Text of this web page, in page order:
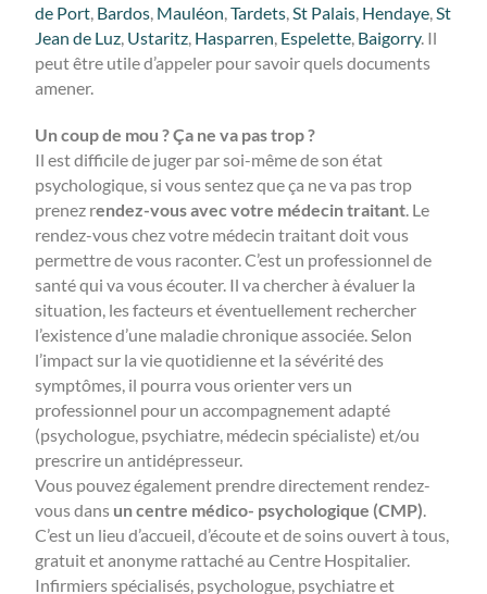
de Port Bardos Mauléon ,Tardets St Palais Hendaye St
Jean de Luz Ustaritz Hasparren Espelette Baigorry. Il
peut être utile d’appeler pour savoir quels documents
amener.
Un coup de mou ? Ça ne va pas trop ?
Il est difficile de juger par soi-même de son état
psychologique, si vous sentez que ça ne va pas trop
prenez rendez-vous avec votre médecin traitant . Le
rendez-vous chez votre médecin traitant doit vous
permettre de vous raconter. C’est un professionnel de
santé qui va vous écouter. Il va chercher à évaluer la
situation, les facteurs et éventuellement rechercher
l’existence d’une maladie chronique associée. Selon
l’impact sur la vie quotidienne et la sévérité des
symptômes, il pourra vous orienter vers un
professionnel pour un accompagnement adapté
(psychologue, psychiatre, médecin spécialiste) et/ou
prescrire un antidépresseur.
Vous pouvez également prendre directement rendez-
vous dans un centre médico- psychologique (CMP)
C’est un lieu d’accueil, d’écoute et de soins ouvert à tous,
gratuit et anonyme rattaché au Centre Hospitalier.
Infirmiers spécialisés, psychologue, psychiatre et